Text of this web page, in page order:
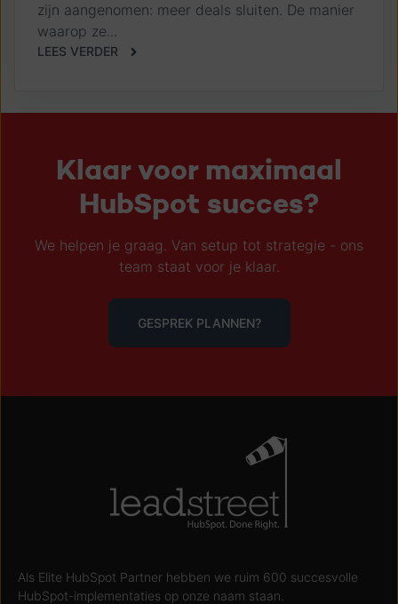
zijn aangenomen: meer deals sluiten. De manier
waarop ze...
LEES VERDER
Klaar voor maximaal
HubSpot succes?
We helpen je graag. Van setup tot strategie - ons
team staat voor je klaar.
GESPREK PLANNEN?
Als Elite HubSpot Partner hebben we ruim 600 succesvolle
HubSpot-implementaties op onze naam staan.